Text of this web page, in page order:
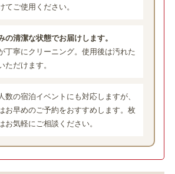
てご使用ください。
の清潔な状態でお届けします。
丁寧にクリーニング。使用後は汚れた
ただけます。
数の宿泊イベントにも対応しますが、
お早めのご予約をおすすめします。枚
お気軽にご相談ください。